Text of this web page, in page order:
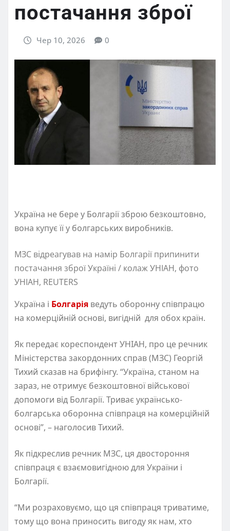
постачання зброї
Чер 10, 2026 0
Україна не бере у Болгарії зброю безкоштовно,
вона купує її у болгарських виробників.
МЗС відреагував на намір Болгарії припинити
постачання зброї Україні / колаж УНІАН, фото
УНІАН, REUTERS
Україна і Болгарія ведуть оборонну співпрацю
на комерційній основі, вигідній для обох країн.
Як передає кореспондент УНІАН, про це речник
Міністерства закордонних справ (МЗС) Георгій
Тихий сказав на брифінгу. “Україна, станом на
зараз, не отримує безкоштовної військової
допомоги від Болгарії. Триває українсько-
болгарська оборонна співпраця на комерційній
основі”, – наголосив Тихий.
Як підкреслив речник МЗС, ця двостороння
співпраця є взаємовигідною для України і
Болгарії.
“Ми розраховуємо, що ця співпраця триватиме,
тому що вона приносить вигоду як нам, хто